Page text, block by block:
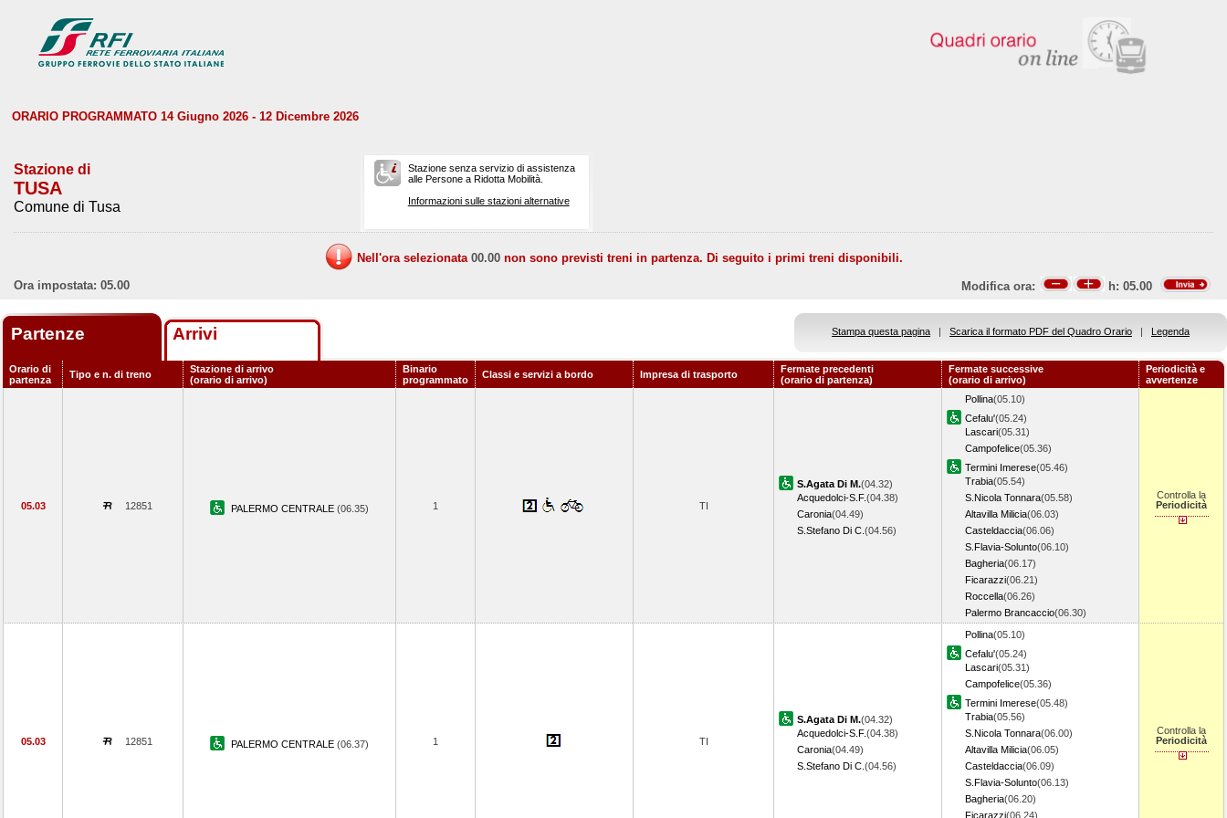
ORARIO PROGRAMMATO 14 Giugno 2026 - 12 Dicembre 2026
Stazione di
TUSA
Comune di Tusa
Stazione senza servizio di assistenza
alle Persone a Ridotta Mobilità.
Informazioni sulle stazioni alternative
Nell'ora selezionata 00.00 non sono previsti treni in partenza. Di seguito i primi treni disponibili.
Ora impostata: 05.00
Modifica ora: h: 05.00
Partenze Arrivi Stampa questa pagina | Scarica il formato PDF del Quadro Orario | Legenda
Orario di
partenza
Tipo e n. di treno
Stazione di arrivo
(orario di arrivo)
Binario
programmato
Classi e servizi a bordo Impresa di trasporto
Fermate precedenti
(orario di partenza)
Fermate successive
(orario di arrivo)
Periodicità e
avvertenze
05.03 12851 PALERMO CENTRALE (06.35) 1 TI
S.Agata Di M.(04.32)
Acquedolci-S.F.(04.38)
Caronia(04.49)
S.Stefano Di C. (04.56)
Pollina(05.10)
Cefalu'(05.24)
Lascari(05.31)
Campofelice(05.36)
Termini Imerese(05.46)
Trabia(05.54)
S.Nicola Tonnara(05.58)
Altavilla Milicia(06.03)
Casteldaccia(06.06)
S.Flavia-Solunto(06.10)
Bagheria(06.17)
Ficarazzi(06.21)
Roccella(06.26)
Palermo Brancaccio(06.30)
Controlla la
Periodicità
05.03 12851 PALERMO CENTRALE (06.37) 1 TI
S.Agata Di M.(04.32)
Acquedolci-S.F.(04.38)
Caronia(04.49)
S.Stefano Di C. (04.56)
Pollina(05.10)
Cefalu'(05.24)
Lascari(05.31)
Campofelice(05.36)
Termini Imerese(05.48)
Trabia(05.56)
S.Nicola Tonnara(06.00)
Altavilla Milicia(06.05)
Casteldaccia(06.09)
S.Flavia-Solunto(06.13)
Bagheria(06.20)
Ficarazzi(06.24)
Controlla la
Periodicità